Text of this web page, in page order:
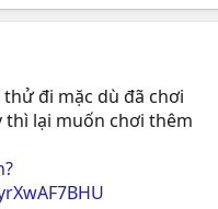
đi mặc dù đã chơi
thì lại muốn chơi thêm